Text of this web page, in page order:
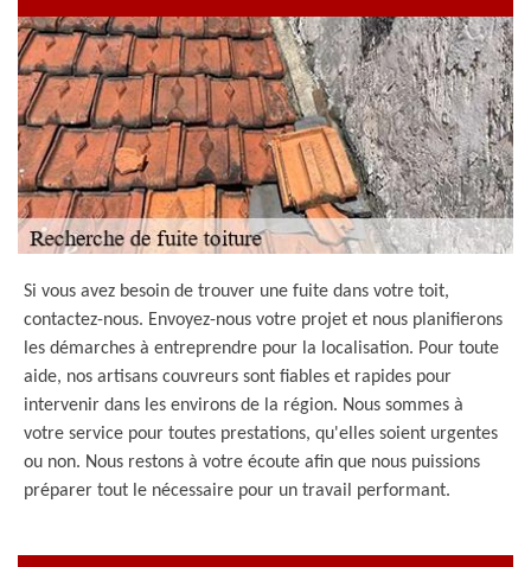
Si vous avez besoin de trouver une fuite dans votre toit,
contactez-nous. Envoyez-nous votre projet et nous planifierons
les démarches à entreprendre pour la localisation. Pour toute
aide, nos artisans couvreurs sont fiables et rapides pour
intervenir dans les environs de la région. Nous sommes à
votre service pour toutes prestations, qu'elles soient urgentes
ou non. Nous restons à votre écoute afin que nous puissions
préparer tout le nécessaire pour un travail performant.